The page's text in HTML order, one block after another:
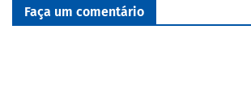
Faça um comentário